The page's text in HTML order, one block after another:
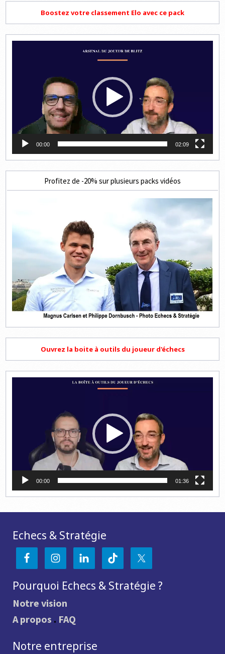
Boostez votre classement Elo avec ce pack
00:00 02:09
Profitez de -20% sur plusieurs packs vidéos
Ouvrez la boite à outils du joueur d'échecs
00:00 01:36
Echecs & Stratégie
Pourquoi Echecs & Stratégie ?
Notre vision
A propos . FAQ
Notre entreprise